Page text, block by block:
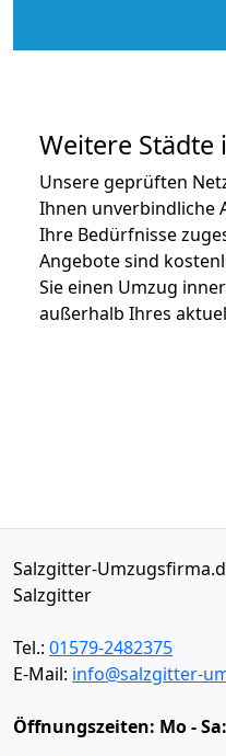
Weitere Städte
Unsere geprüften
Ihnen unverbindliche
Ihre Bedürfnisse
Angebote sind
Sie einen Umzug
außerhalb Ihres
Salzgitter-
Salzgitter
Tel.: 01579-2482375
E-Mail: info@salzgitter-
Öffnungszeiten: Mo -